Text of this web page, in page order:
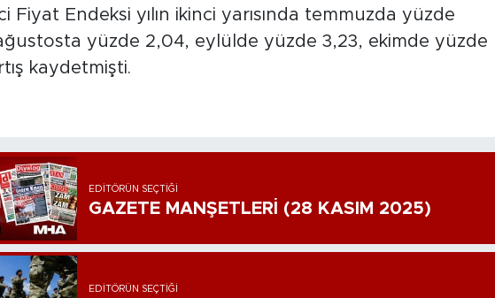
Fiyat Endeksi yılın ikinci yarısında temmuzda yüzde
yüzde 2,04, eylülde yüzde 3,23, ekimde yüzde
kaydetmişti.
EDITÖRÜN SEÇTIĞI
GAZETE MANŞETLERİ (28 KASIM 2025)
EDITÖRÜN SEÇTIĞI